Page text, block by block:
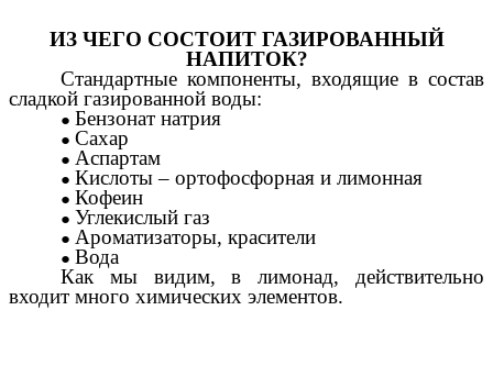
ИЗ ЧЕГО СОСТОИТ ГАЗИРОВАННЫЙ
НАПИТОК?
Стандартные компоненты, входящие в состав
сладкой газированной воды:
Бензонат натрия
Сахар
Аспартам
Кислоты – ортофосфорная и лимонная
Кофеин
Углекислый газ
Ароматизаторы, красители
Вода
Как мы видим, в лимонад, действительно
входит много химических элементов.